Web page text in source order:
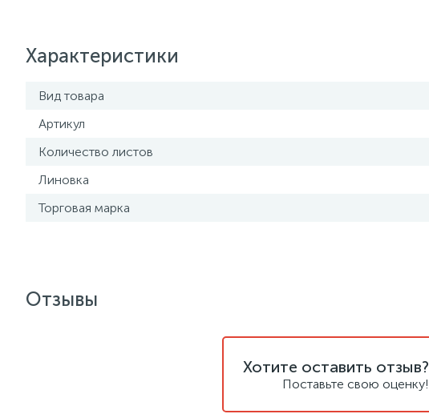
Характеристики
Вид товара
Артикул
Количество листов
Линовка
Торговая марка
Отзывы
Хотите оставить отзыв?
Поставьте свою оценку!